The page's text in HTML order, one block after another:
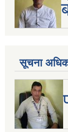
सूचना